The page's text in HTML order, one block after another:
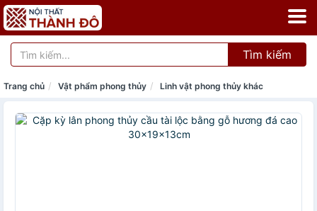
Tìm kiếm
Trang chủ Vật phẩm phong thủy Linh vật phong thủy khác